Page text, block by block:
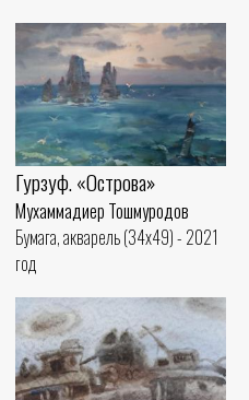
Гурзуф. «Острова»
Мухаммадиер Тошмуродов
Бумага, акварель (34x49) - 2021
год